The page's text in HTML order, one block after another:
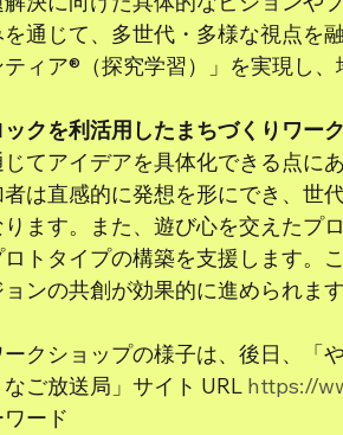
通じて、多世代・多様な視点を
ィア®（探究学習）」を実現し
ックを利活用したまちづくりワー
てアイデアを具体化できる点に
者は直感的に発想を形にでき、世
ります。また、遊び心を交えたプ
トタイプの構築を支援します。
ンの共創が効果的に進められます
ークショップの様子は、後日、「
放送局」サイト URL https://
ワード